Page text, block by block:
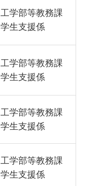
工学部等教務課
学生支援係
工学部等教務課
学生支援係
工学部等教務課
学生支援係
工学部等教務課
学生支援係